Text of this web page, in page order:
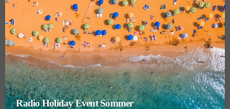
Radio Holiday Event Sommer